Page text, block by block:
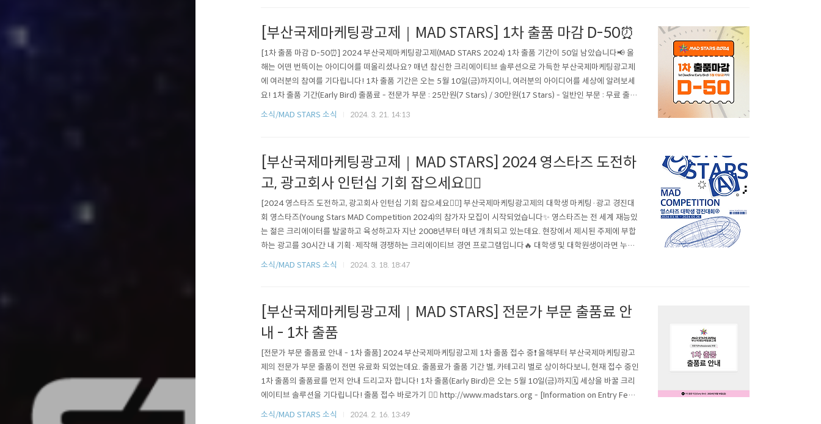
[부산국제마케팅광고제｜MAD STARS] 1차 출품 마감 D-50⏰
[1차 출품 마감 D-50⏰] 2024 부산국제마케팅광고제(MAD STARS 2024) 1차 출품 기간이 50일 남았습니다📢 올
해는 어떤 번뜩이는 아이디어를 떠올리셨나요? 매년 참신한 크리에이티브 솔루션으로 가득한 부산국제마케팅광고제
에 여러분의 참여를 기다립니다! 1차 출품 기간은 오는 5월 10일(금)까지이니, 여러분의 아이디어를 세상에 알려보세
요! 1차 출품 기간(Early Bird) 출품료 - 전문가 부문 : 25만원(7 Stars) / 30만원(17 Stars) - 일반인 부문 : 무료 출품
바로가기👉https://bit.ly/3x4rjlZ- MAD STARS 1 출품 일정 1차 출품마감 (Early Bird) : 2024년 5월 10일(금) 2차
소식/MAD STARS 소식 2024. 3. 21. 14:13
[부산국제마케팅광고제｜MAD STARS] 2024 영스타즈 도전하
고, 광고회사 인턴십 기회 잡으세요❤️‍🔥
[2024 영스타즈 도전하고, 광고회사 인턴십 기회 잡으세요❤️‍🔥] 부산국제마케팅광고제의 대학생 마케팅·광고 경진대
회 영스타즈(Young Stars MAD Competition 2024)의 참가자 모집이 시작되었습니다✨ 영스타즈는 전 세계 재능있
는 젊은 크리에이터를 발굴하고 육성하고자 지난 2008년부터 매년 개최되고 있는데요. 현장에서 제시된 주제에 부합
하는 광고를 30시간 내 기획·제작해 경쟁하는 크리에이티브 경연 프로그램입니다🔥 대학생 및 대학원생이라면 누구
나❗ 전공 상관없이❗ 참여 가능하니, 많은 참여와 관심 부탁드립니다😍 🗓️ 접수 기간🗓️ ~ 2024년 5월 26일(일)까지 📢
소식/MAD STARS 소식 2024. 3. 18. 18:47
[부산국제마케팅광고제｜MAD STARS] 전문가 부문 출품료 안
내 - 1차 출품
[전문가 부문 출품료 안내 - 1차 출품] 2024 부산국제마케팅광고제 1차 출품 접수 중❗ 올해부터 부산국제마케팅광고
제의 전문가 부문 출품이 전면 유료화 되었는데요. 출품료가 출품 기간 별, 카테고리 별로 상이하다보니, 현재 접수 중인
1차 출품의 출품료를 먼저 안내 드리고자 합니다! 1차 출품(Early Bird)은 오는 5월 10일(금)까지🗓️ 세상을 바꿀 크리
에이티브 솔루션을 기다립니다! 출품 접수 바로가기 👉🏻 http://www.madstars.org - [Information on Entry Fees
- Early Bird] MAD STARS 2024 1st entry is being accepted ❗ Starting this year, MAD STARS Professionals
소식/MAD STARS 소식 2024. 2. 16. 13:49